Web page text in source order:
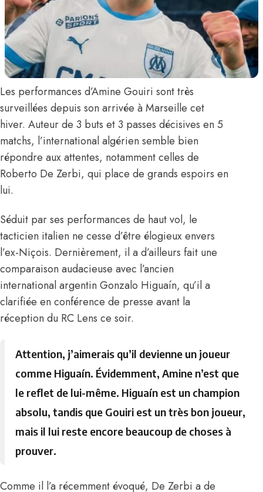
Les performances d’Amine Gouiri sont très
surveillées depuis son arrivée à Marseille cet
hiver. Auteur de 3 buts et 3 passes décisives en 5
matchs, l’international algérien semble bien
répondre aux attentes, notamment celles de
Roberto De Zerbi, qui place de grands espoirs en
lui.
Séduit par ses performances de haut vol, le
tacticien italien ne cesse d’être élogieux envers
l’ex-Niçois. Dernièrement, il a d’ailleurs fait une
comparaison audacieuse avec l’ancien
international argentin Gonzalo Higuaín, qu’il a
clarifiée en conférence de presse avant la
réception du RC Lens ce soir.
Attention, j’aimerais qu’il devienne un joueur
comme Higuaín. Évidemment, Amine n’est que
le reflet de lui-même. Higuaín est un champion
absolu, tandis que Gouiri est un très bon joueur,
mais il lui reste encore beaucoup de choses à
prouver.
Comme il l’a récemment évoqué, De Zerbi a de